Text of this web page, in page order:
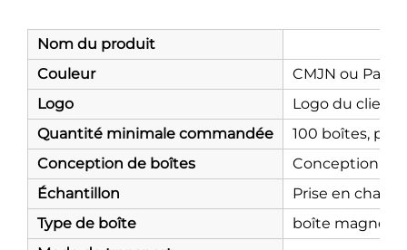
Nom du produit
Couleur
CMJN ou
Logo
Logo du client
Quantité minimale commandée
100 boîtes,
Conception de boîtes
Conception
Échantillon
Prise en
Type de boîte
boîte